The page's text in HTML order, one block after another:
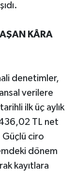
KÂRA
denetimler,
verilere
ilk üç aylık
TL net
Güçlü ciro
dönem
kayıtlara